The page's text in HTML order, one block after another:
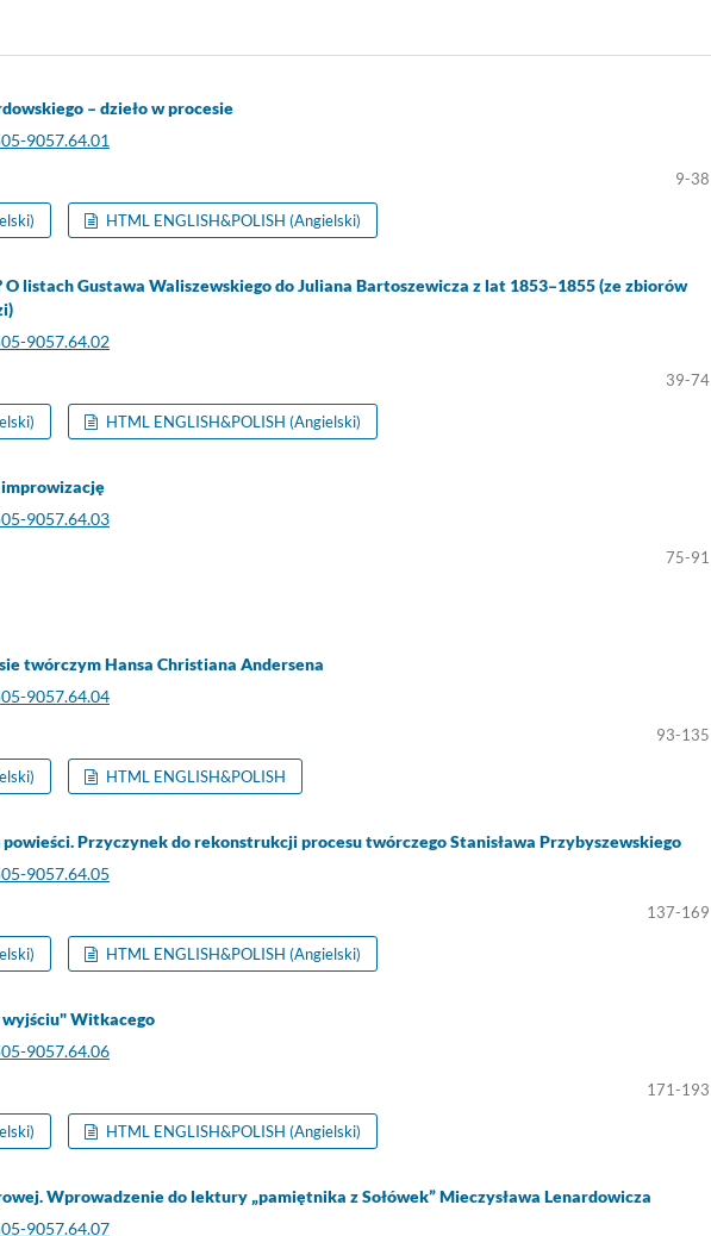
– dzieło w procesie
9057.64.01
9-38
HTML ENGLISH&POLISH (Angielski)
listach Gustawa Waliszewskiego do Juliana Bartoszewicza z lat 1853–1855 (ze zbiorów
9057.64.02
39-74
HTML ENGLISH&POLISH (Angielski)
9057.64.03
75-91
twórczym Hansa Christiana Andersena
9057.64.04
93-135
HTML ENGLISH&POLISH
Przyczynek do rekonstrukcji procesu twórczego Stanisława Przybyszewskiego
9057.64.05
137-169
HTML ENGLISH&POLISH (Angielski)
Witkacego
9057.64.06
171-193
HTML ENGLISH&POLISH (Angielski)
Wprowadzenie do lektury „pamiętnika z Sołówek” Mieczysława Lenardowicza
9057.64.07